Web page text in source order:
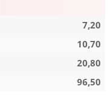
7,20
10,70
20,80
96,50